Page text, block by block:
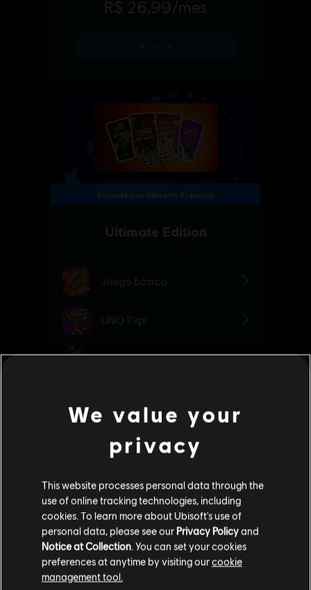
We value your
privacy
This website processes personal data through the
use of online tracking technologies, including
cookies. To learn more about Ubisoft's use of
personal data, please see our Privacy Policyand
Notice at Collection. You can set your cookies
preferences at anytime by visiting ourcookie
management tool.